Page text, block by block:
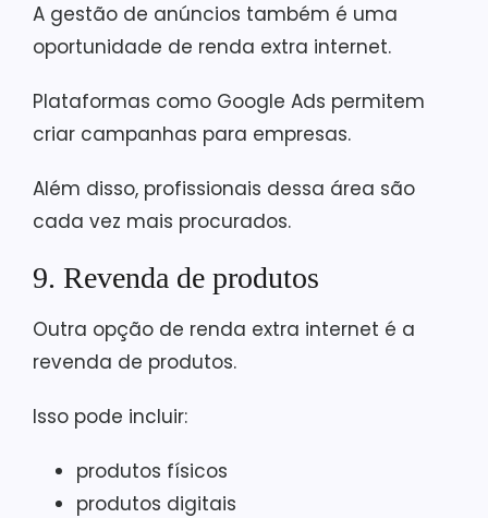
A gestão de anúncios também é uma
oportunidade de renda extra internet.
Plataformas como Google Ads permitem
criar campanhas para empresas.
Além disso, profissionais dessa área são
cada vez mais procurados.
9. Revenda de produtos
Outra opção de renda extra internet é a
revenda de produtos.
Isso pode incluir:
produtos físicos
produtos digitais